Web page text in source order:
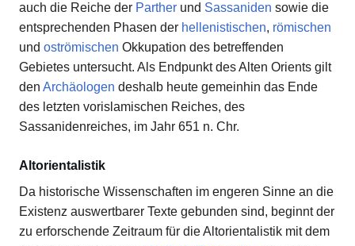
auch die Reiche der Parther und Sassaniden sowie die
entsprechenden Phasen der hellenistischen, römischen
und oströmischen Okkupation des betreffenden
Gebietes untersucht. Als Endpunkt des Alten Orients gilt
den Archäologen deshalb heute gemeinhin das Ende
des letzten vorislamischen Reiches, des
Sassanidenreiches, im Jahr 651 n. Chr.
Altorientalistik
Da historische Wissenschaften im engeren Sinne an die
Existenz auswertbarer Texte gebunden sind, beginnt der
zu erforschende Zeitraum für die Altorientalistik mit dem